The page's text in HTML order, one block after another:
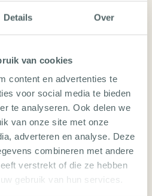
Details Over
van cookies
content en advertenties te
voor social media te bieden
te analyseren. Ook delen we
van onze site met onze
adverteren en analyse. Deze
combineren met andere
verstrekt of die ze hebben
gebruik van hun services.
of Maldives
of Maldives
(MLE) op Male (MLE)
vanaf
€2.192
€2.740 ,-
of Maldives
(MLE) op Male (MLE)
vanaf